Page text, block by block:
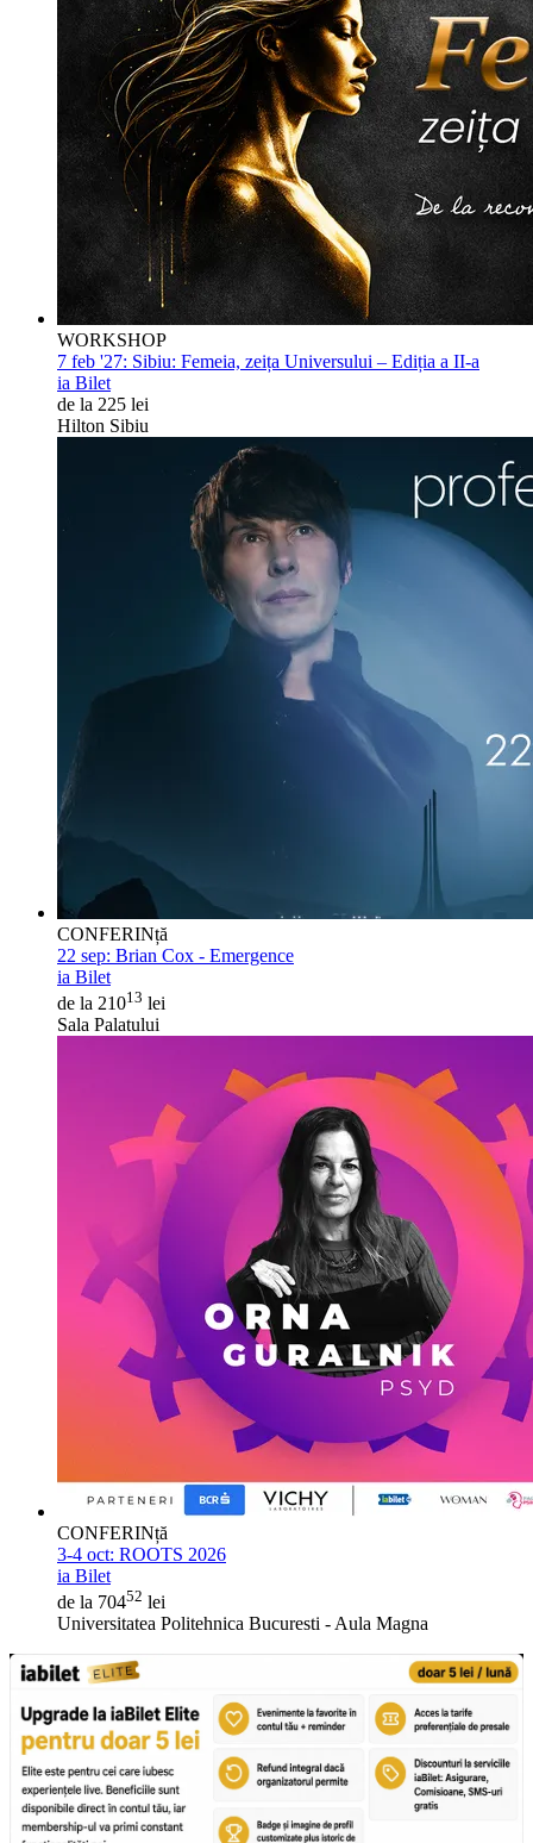
WORKSHOP
7 feb '27: Sibiu: Femeia, zeița Universului – Ediția a II-a
ia Bilet
de la 225 lei
Hilton Sibiu
CONFERINță
22 sep: Brian Cox - Emergence
ia Bilet
de la 21013 lei
Sala Palatului
CONFERINță
3-4 oct: ROOTS 2026
ia Bilet
de la 70452 lei
Universitatea Politehnica Bucuresti - Aula Magna